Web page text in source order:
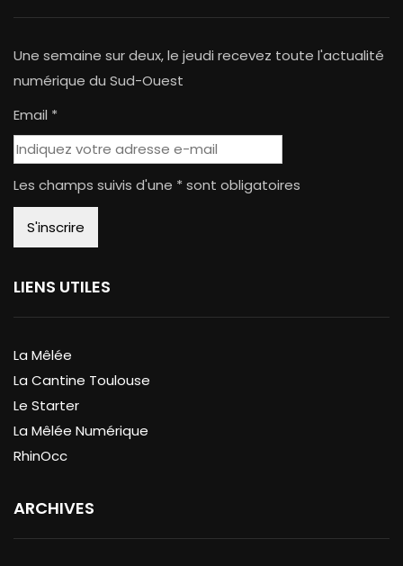
Une semaine sur deux, le jeudi recevez toute l'actualité
numérique du Sud-Ouest
Email *
Les champs suivis d'une * sont obligatoires
LIENS UTILES
La Mêlée
La Cantine Toulouse
Le Starter
La Mêlée Numérique
RhinOcc
ARCHIVES